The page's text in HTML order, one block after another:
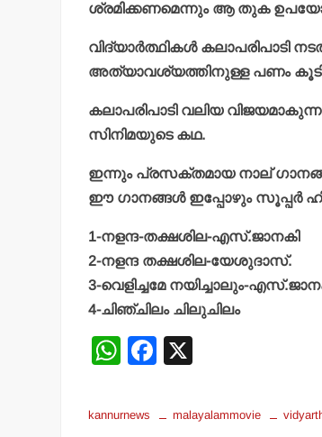
ശ്രമിക്കണമെന്നും ആ തുക
വിദ്യാര്‍ത്ഥികള്‍ കലാപരിപാടി
അത്യാവശ്യത്തിനുള്ള പണം കൂടി
കലാപരിപാടി വലിയ
സിനിമയുടെ കഥ.
ഇന്നും പ്രസക്തമായ നാല്
ഈ ഗാനങ്ങള്‍ ഇപ്പോഴും സൂപ്പര്‍
1-നളന്ദ-തക്ഷശില-എസ്.ജാനകി
2-നളന്ദ തക്ഷശില-യേശുദാസ്.
3-വെളിച്ചമേ നയിച്ചാലും-
4-ചിഞ്ചിലം ചിലുചിലം
W
at
F
kannurnews malayalammovie